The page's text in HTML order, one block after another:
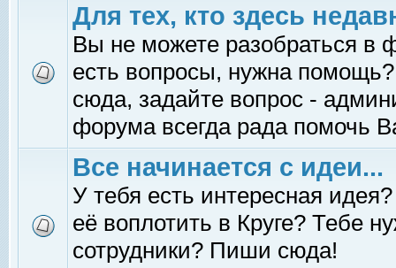
Для тех, кто здесь
Вы не можете разобраться в
есть вопросы, нужна помощь?
сюда, задайте вопрос -
форума всегда рада помочь
Все начинается с идеи...
У тебя есть интересная
её воплотить в Круге? Тебе
сотрудники? Пиши сюда!